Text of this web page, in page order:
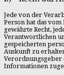
Jede von der
Person hat das
gewährte Recht,
Verantwortlichen
gespeicherten
Auskunft zu
Verordnungsgeber
Informationen